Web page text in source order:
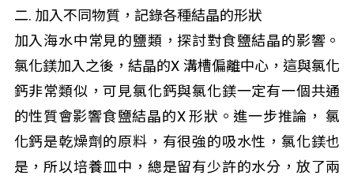
二. 加入不同物質，記錄各種結晶的形狀
加入海水中常見的鹽類，探討對食鹽結晶的影響。
氯化鎂加入之後，結晶的X 溝槽偏離中心，這與氯化
鈣非常類似，可見氯化鈣與氯化鎂一定有一個共通
的性質會影響食鹽結晶的X 形狀。進一步推論， 氯
化鈣是乾燥劑的原料，有很強的吸水性，氯化鎂也
是，所以培養皿中，總是留有少許的水分，放了兩